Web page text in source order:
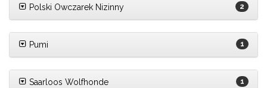
Polski Owczarek Nizinny 2
Pumi 1
Saarloos Wolfhonde 1